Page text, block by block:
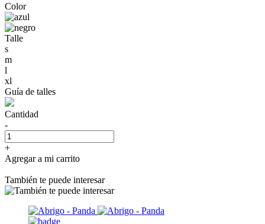
Color
Talle
s
m
l
xl
Guía de talles
Cantidad
-
+
Agregar a mi carrito
También te puede interesar